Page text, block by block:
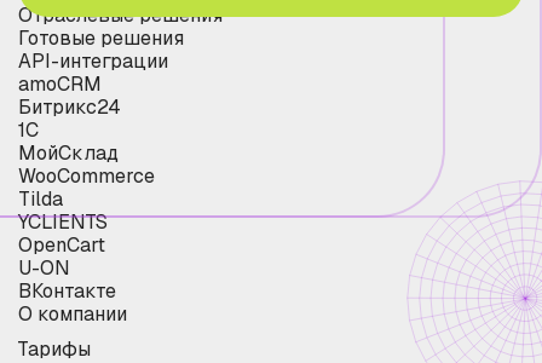
Отраслевые решения
Готовые решения
API-интеграции
amoCRM
Битрикс24
1С
МойСклад
WooCommerce
Tilda
YCLIENTS
OpenCart
U-ON
ВКонтакте
О компании
Тарифы